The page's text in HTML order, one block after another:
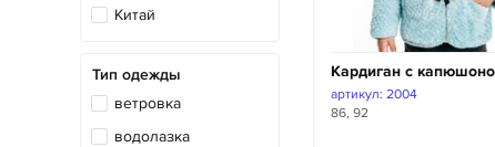
Китай
Тип одежды
ветровка
водолазка
Кардиган с
артикул: 2004
86, 92